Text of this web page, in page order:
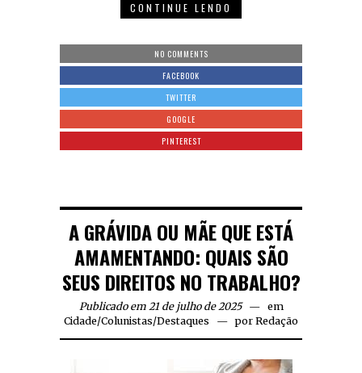
CONTINUE LENDO
NO COMMENTS
FACEBOOK
TWITTER
GOOGLE
PINTEREST
A GRÁVIDA OU MÃE QUE ESTÁ
AMAMENTANDO: QUAIS SÃO
SEUS DIREITOS NO TRABALHO?
Publicado em 21 de julho de 2025
em
Cidade/Colunistas/Destaques por Redação